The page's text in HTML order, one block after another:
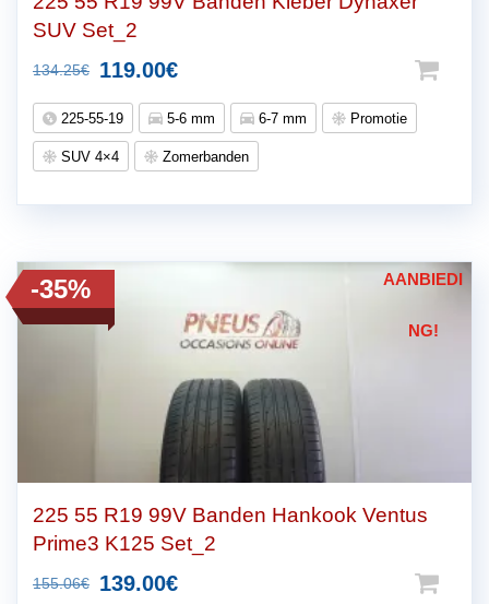
SUV Set_2
134.25€
Oorspronkelijke
prijs
was:
134.25€.
119.00€Huidige
prijs
is:
119.00€.
225-55-19 5-6 mm 6-7 mm Promotie
SUV 4×4 Zomerbanden
AANBIEDI
NG!
-35%
225 55 R19 99V Banden Hankook Ventus
Prime3 K125 Set_2
155.06€
Oorspronkelijke
139.00€Huidige